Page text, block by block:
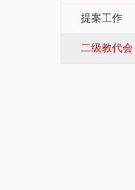
提案工作
二级教代会